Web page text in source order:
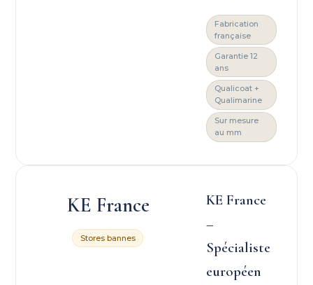
Fabrication
française
Garantie 12
ans
Qualicoat +
Qualimarine
Sur mesure
au mm
KE France
Stores bannes
KE France
–
Spécialiste
européen